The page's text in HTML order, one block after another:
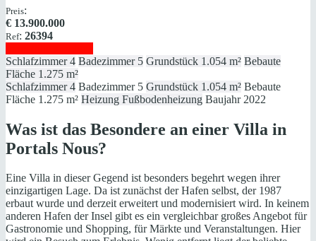
Preis:
€ 13.900.000
Ref: 26394
Schlafzimmer 4 Badezimmer 5 Grundstück 1.054 m² Bebaute
Fläche 1.275 m²
Schlafzimmer 4 Badezimmer 5 Grundstück 1.054 m² Bebaute
Fläche 1.275 m² Heizung Fußbodenheizung Baujahr 2022
Was ist das Besondere an einer Villa in
Portals Nous?
Eine Villa in dieser Gegend ist besonders begehrt wegen ihrer
einzigartigen Lage. Da ist zunächst der Hafen selbst, der 1987
erbaut wurde und derzeit erweitert und modernisiert wird. In keinem
anderen Hafen der Insel gibt es ein vergleichbar großes Angebot für
Gastronomie und Shopping, für Märkte und Veranstaltungen. Hier